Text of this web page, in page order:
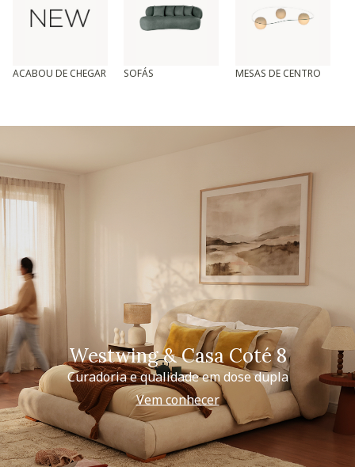
ACABOU DE CHEGAR SOFÁS MESAS DE CENTRO
Westwing & Casa Coté 8
Curadoria e qualidade em dose dupla
Vem conhecer